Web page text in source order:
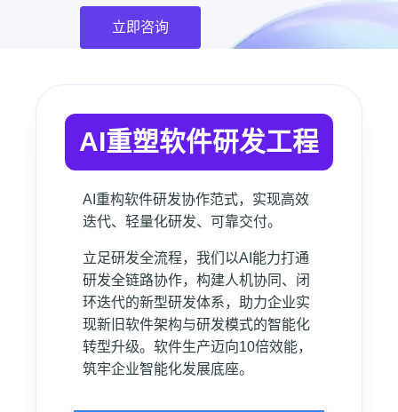
立即咨询
AI重塑软件研发工程
AI重构软件研发协作范式，实现高效
迭代、轻量化研发、可靠交付。
立足研发全流程，我们以AI能力打通
研发全链路协作，构建人机协同、闭
环迭代的新型研发体系，助力企业实
现新旧软件架构与研发模式的智能化
转型升级。软件生产迈向10倍效能，
筑牢企业智能化发展底座。